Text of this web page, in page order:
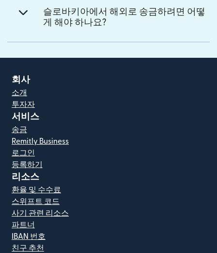
슬로바키아에서 해외로 송금하려면 어떻
게 해야 하나요?
회사
소개
투자자
서비스
송금
Remitly Business
로그인
등록하기
리소스
환율 및 수수료
스위프트 코드
사기 관련 리소스
파트너
IBAN 번호
친구 추천